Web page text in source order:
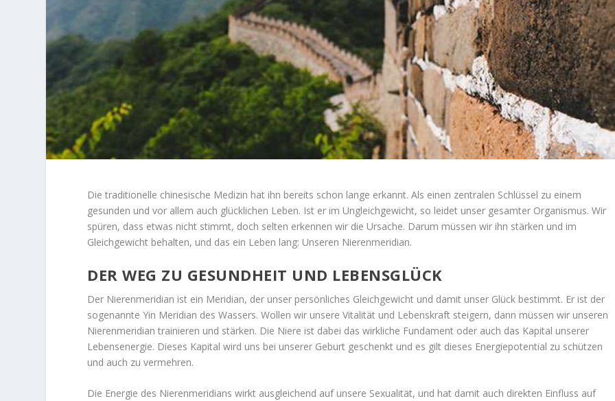
Die traditionelle chinesische Medizin hat ihn bereits schon lange erkannt. Als einen zentralen Schlüssel zu einem
gesunden und vor allem auch glücklichen Leben. Ist er im Ungleichgewicht, so leidet unser gesamter Organismus. Wir
spüren, dass etwas nicht stimmt, doch selten erkennen wir die Ursache. Darum müssen wir ihn stärken und im
Gleichgewicht behalten, und das ein Leben lang: Unseren Nierenmeridian.
DER WEG ZU GESUNDHEIT UND LEBENSGLÜCK
Der Nierenmeridian ist ein Meridian, der unser persönliches Gleichgewicht und damit unser Glück bestimmt. Er ist der
sogenannte Yin Meridian des Wassers. Wollen wir unsere Vitalität und Lebenskraft steigern, dann müssen wir unseren
Nierenmeridian trainieren und stärken. Die Niere ist dabei das wirkliche Fundament oder auch das Kapital unserer
Lebensenergie. Dieses Kapital wird uns bei unserer Geburt geschenkt und es gilt dieses Energiepotential zu schützen
und auch zu vermehren.
Die Energie des Nierenmeridians wirkt ausgleichend auf unsere Sexualität, und hat damit auch direkten Einfluss auf